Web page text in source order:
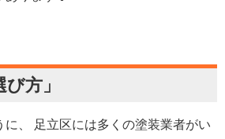
方」
に、 足立区には多くの塗装業者がい